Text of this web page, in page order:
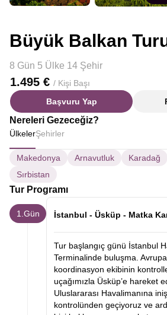
Büyük Balkan
8 Gün 5 Ülke 14 Şehir
1.495 € / Kişi Başı
Başvuru Yap
Nereleri Gezeceğiz?
ÜlkelerŞehirler
Makedonya Arnavutluk Karadağ
Sırbistan
Tur Programı
1.Gün İstanbul - Üsküp - Matka
Tur başlangıç günü İstanbul
Terminalinde buluşma.
koordinasyon ekibinin
uçağımızla Üsküp’e hareket
Uluslararası Havalimanına
kontrolünden geçiyoruz ve